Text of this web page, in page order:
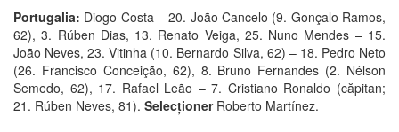
Portugalia: Diogo Costa – 20. João Cancelo (9. Gonçalo Ramos,
62), 3. Rúben Dias, 13. Renato Veiga, 25. Nuno Mendes – 15.
João Neves, 23. Vitinha (10. Bernardo Silva, 62) – 18. Pedro Neto
(26. Francisco Conceição, 62), 8. Bruno Fernandes (2. Nélson
Semedo, 62), 17. Rafael Leão – 7. Cristiano Ronaldo (căpitan;
21. Rúben Neves, 81). SelecționerRoberto Martínez.